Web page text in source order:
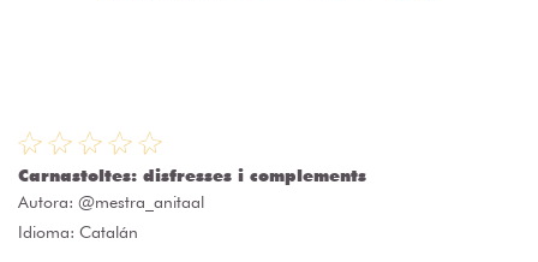
Carnastoltes: disfresses i complements
Autora: @mestra_anitaal
Idioma: Catalán